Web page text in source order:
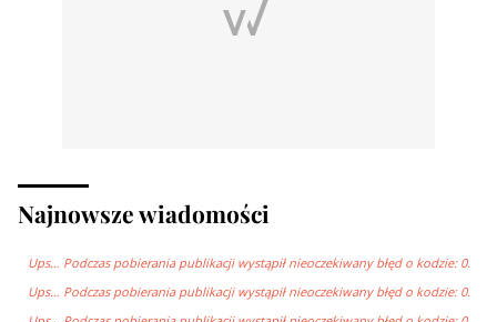
Najnowsze wiadomości
Ups… Podczas pobierania publikacji wystąpił nieoczekiwany błęd o kodzie: 0.
Ups… Podczas pobierania publikacji wystąpił nieoczekiwany błęd o kodzie: 0.